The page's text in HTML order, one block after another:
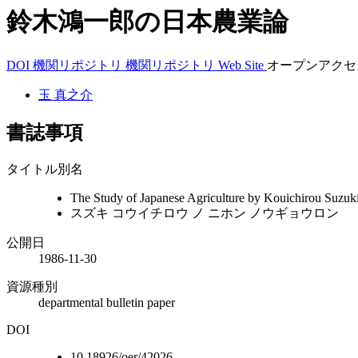
鈴木鴻一郎の日本農業論
DOI 機関リポジトリ 機関リポジトリ Web Site オープンアク
玉 真之介
書誌事項
タイトル別名
The Study of Japanese Agriculture by Kouichirou
スズキ コウイチロウ ノ ニホン ノウギョウロン
公開日
1986-11-30
資源種別
departmental bulletin paper
DOI